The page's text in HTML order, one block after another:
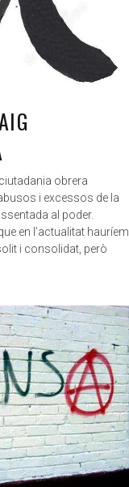
obrera
i excessos de la
al poder.
en l’actualitat hauríem
i consolidat, però
MAR 19, 2020